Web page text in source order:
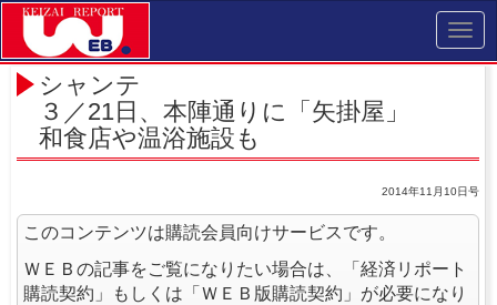
シャンテ
３／21日、本陣通りに「矢掛屋」
和食店や温浴施設も
2014年11月10日号
このコンテンツは購読会員向けサービスです。
ＷＥＢの記事をご覧になりたい場合は、「経済リポート
購読契約」もしくは「ＷＥＢ版購読契約」が必要になり